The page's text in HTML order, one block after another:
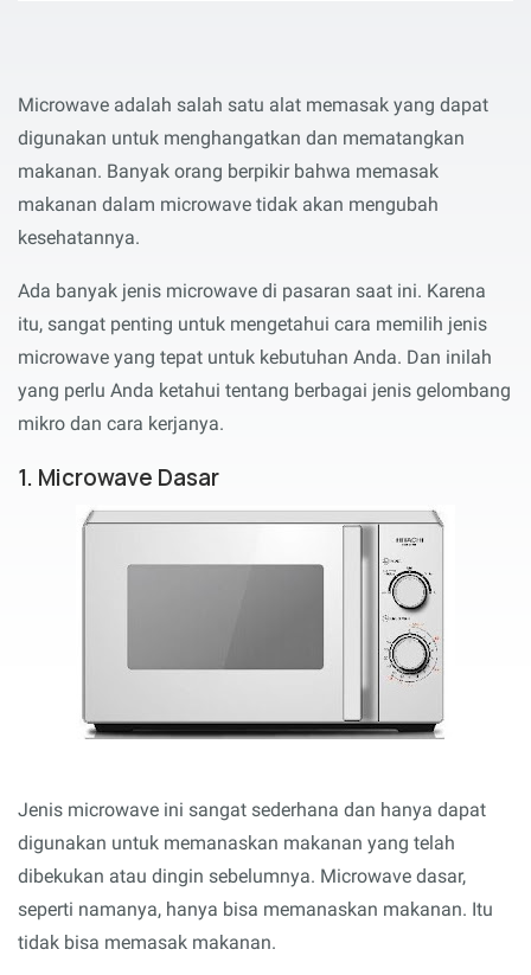
Microwave adalah salah satu alat memasak yang dapat
digunakan untuk menghangatkan dan mematangkan
makanan. Banyak orang berpikir bahwa memasak
makanan dalam microwave tidak akan mengubah
kesehatannya.
Ada banyak jenis microwave di pasaran saat ini. Karena
itu, sangat penting untuk mengetahui cara memilih jenis
microwave yang tepat untuk kebutuhan Anda. Dan inilah
yang perlu Anda ketahui tentang berbagai jenis gelombang
mikro dan cara kerjanya.
1. Microwave Dasar
Jenis microwave ini sangat sederhana dan hanya dapat
digunakan untuk memanaskan makanan yang telah
dibekukan atau dingin sebelumnya. Microwave dasar,
seperti namanya, hanya bisa memanaskan makanan. Itu
tidak bisa memasak makanan.